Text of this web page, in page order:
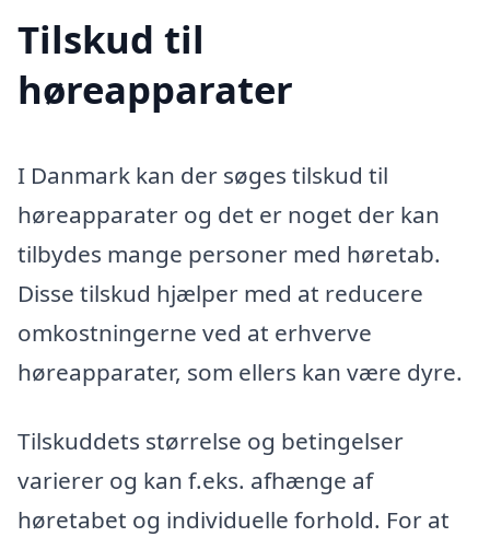
Tilskud til
høreapparater
I Danmark kan der søges tilskud til
høreapparater og det er noget der kan
tilbydes mange personer med høretab.
Disse tilskud hjælper med at reducere
omkostningerne ved at erhverve
høreapparater, som ellers kan være dyre.
Tilskuddets størrelse og betingelser
varierer og kan f.eks. afhænge af
høretabet og individuelle forhold. For at